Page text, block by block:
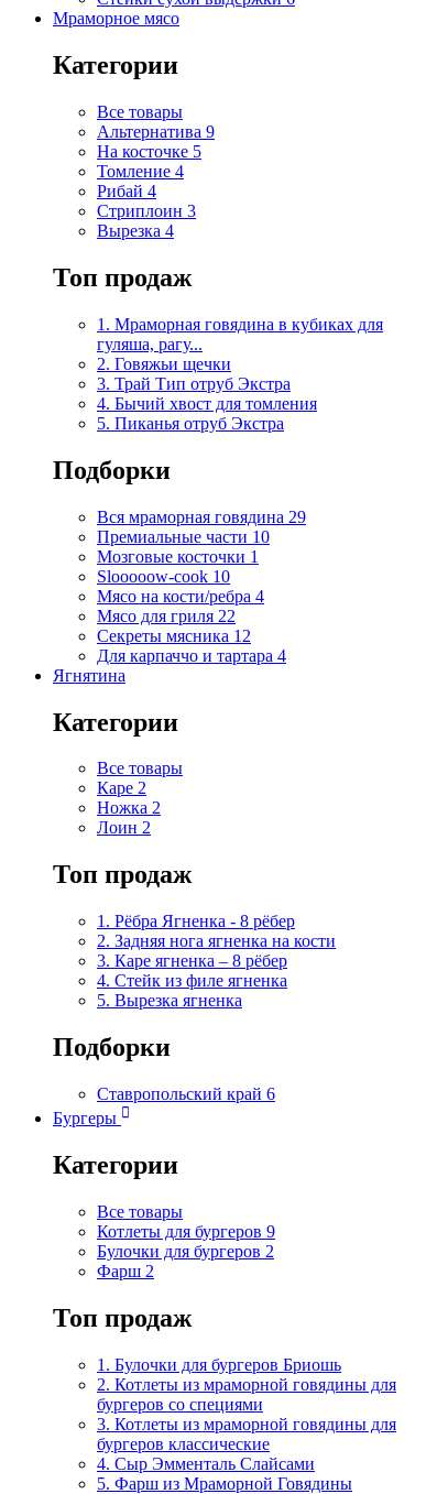
Мраморное мясо
Категории
Все товары
Альтернатива 9
На косточке 5
Томление 4
Рибай 4
Стриплоин 3
Вырезка 4
Топ продаж
1. Мраморная говядина в кубиках для
гуляша, рагу...
2. Говяжьи щечки
3. Трай Тип отруб Экстра
4. Бычий хвост для томления
5. Пиканья отруб Экстра
Подборки
Вся мраморная говядина 29
Премиальные части 10
Мозговые косточки 1
Slooooow-cook 10
Мясо на кости/ребра 4
Мясо для гриля 22
Секреты мясника 12
Для карпаччо и тартара 4
Ягнятина
Категории
Все товары
Каре 2
Ножка 2
Лоин 2
Топ продаж
1. Рёбра Ягненка - 8 рёбер
2. Задняя нога ягненка на кости
3. Каре ягненка – 8 рёбер
4. Стейк из филе ягненка
5. Вырезка ягненка
Подборки
Ставропольский край 6
Бургеры
Категории
Все товары
Котлеты для бургеров 9
Булочки для бургеров 2
Фарш 2
Топ продаж
1. Булочки для бургеров Бриошь
2. Котлеты из мраморной говядины для
бургеров со специями
3. Котлеты из мраморной говядины для
бургеров классические
4. Сыр Эмменталь Слайсами
5. Фарш из Мраморной Говядины